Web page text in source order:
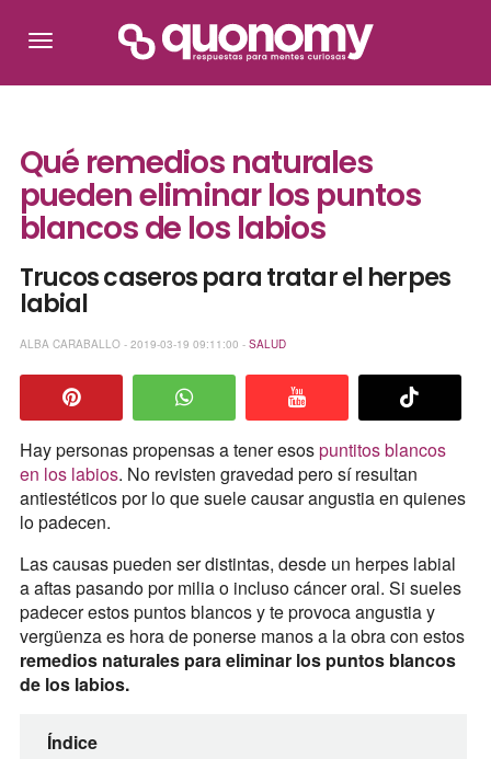
Qué remedios naturales
pueden eliminar los puntos
blancos de los labios
Trucos caseros para tratar el herpes
labial
ALBA CARABALLO - 2019-03-19 09:11:00 - SALUD
Hay personas propensas a tener esospuntitos blancos
en los labios. No revisten gravedad pero sí resultan
antiestéticos por lo que suele causar angustia en quienes
lo padecen.
Las causas pueden ser distintas, desde un herpes labial
a aftas pasando por milia o incluso cáncer oral. Si sueles
padecer estos puntos blancos y te provoca angustia y
vergüenza es hora de ponerse manos a la obra con estos
remedios naturales para eliminar los puntos blancos
de los labios.
Índice